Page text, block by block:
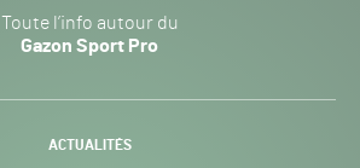
Sport
Pro
-
Toute l’info autour du
Gazon Sport Pro
ACTUALITÉS